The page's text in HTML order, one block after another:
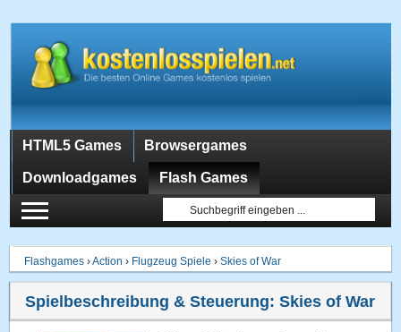
HTML5 Games Browsergames
Downloadgames Flash Games
Flashgames ›Action › Flugzeug Spiele ›Skies of War
Spielbeschreibung & Steuerung:Skies of War